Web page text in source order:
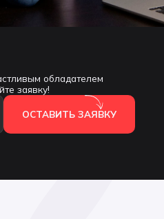
обладателем
заявку!
ОСТАВИТЬ ЗАЯВКУ